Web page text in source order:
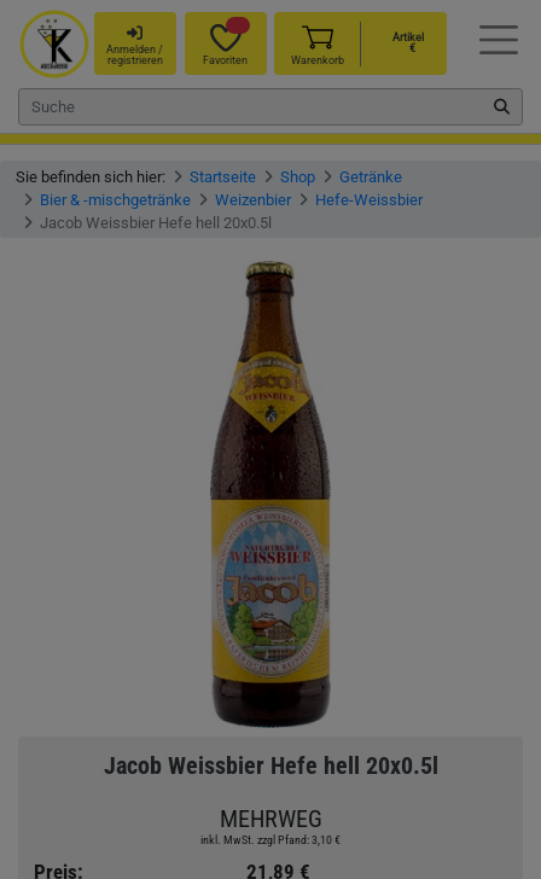
Anmelden /
registrieren
Favoriten Warenkorb
Artikel
€
Sie befinden sich hier: Startseite Shop
Getränke
Bier & -mischgetränke
Weizenbier
Hefe-Weissbier
Jacob Weissbier Hefe hell 20x0.5l
Jacob Weissbier Hefe hell 20x0.5l
MEHRWEG
inkl. MwSt. zzgl Pfand: 3,10 €
Preis: 21,89 €